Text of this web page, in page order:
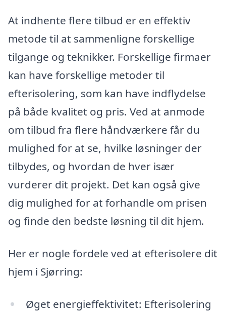
At indhente flere tilbud er en effektiv
metode til at sammenligne forskellige
tilgange og teknikker. Forskellige firmaer
kan have forskellige metoder til
efterisolering, som kan have indflydelse
på både kvalitet og pris. Ved at anmode
om tilbud fra flere håndværkere får du
mulighed for at se, hvilke løsninger der
tilbydes, og hvordan de hver især
vurderer dit projekt. Det kan også give
dig mulighed for at forhandle om prisen
og finde den bedste løsning til dit hjem.
Her er nogle fordele ved at efterisolere dit
hjem i Sjørring:
Øget energieffektivitet: Efterisolering